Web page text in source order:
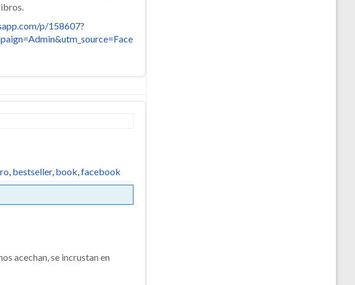
p/158607?
, bestseller, book,facebook
acechan, se incrustan en